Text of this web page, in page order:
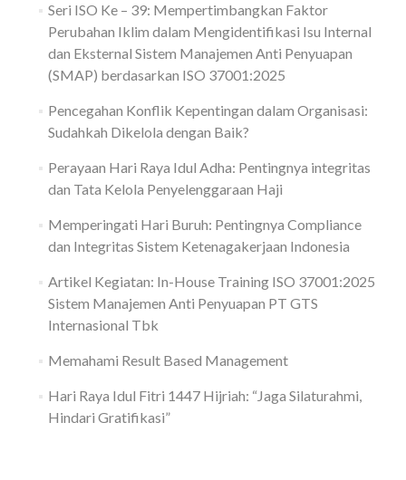
Seri ISO Ke – 39: Mempertimbangkan Faktor
Perubahan Iklim dalam Mengidentifikasi Isu Internal
dan Eksternal Sistem Manajemen Anti Penyuapan
(SMAP) berdasarkan ISO 37001:2025
Pencegahan Konflik Kepentingan dalam Organisasi:
Sudahkah Dikelola dengan Baik?
Perayaan Hari Raya Idul Adha: Pentingnya integritas
dan Tata Kelola Penyelenggaraan Haji
Memperingati Hari Buruh: Pentingnya Compliance
dan Integritas Sistem Ketenagakerjaan Indonesia
Artikel Kegiatan: In-House Training ISO 37001:2025
Sistem Manajemen Anti Penyuapan PT GTS
Internasional Tbk
Memahami Result Based Management
Hari Raya Idul Fitri 1447 Hijriah: “Jaga Silaturahmi,
Hindari Gratifikasi”